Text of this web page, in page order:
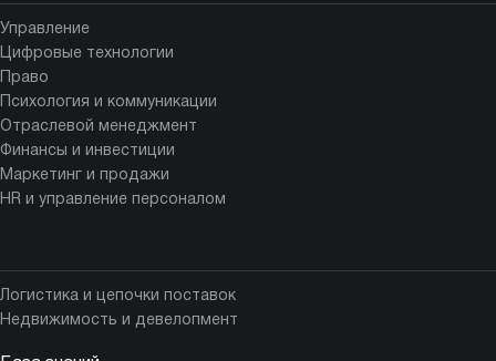
Управление
Цифровые технологии
Право
Психология и коммуникации
Отраслевой менеджмент
Финансы и инвестиции
Маркетинг и продажи
HR и управление персоналом
Логистика и цепочки поставок
Недвижимость и девелопмент